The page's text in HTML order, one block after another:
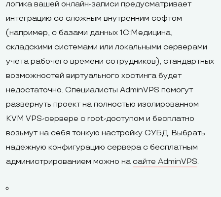
логика вашей онлайн-записи предусматривает
интеграцию со сложным внутренним софтом
(например, с базами данных 1С:Медицина,
складскими системами или локальными серверами
учета рабочего времени сотрудников), стандартных
возможностей виртуального хостинга будет
недостаточно. Специалисты AdminVPS помогут
развернуть проект на полностью изолированном
KVM VPS-сервере с root-доступом и бесплатно
возьмут на себя тонкую настройку СУБД. Выбрать
надежную конфигурацию сервера с бесплатным
администрированием можно на сайте AdminVPS.